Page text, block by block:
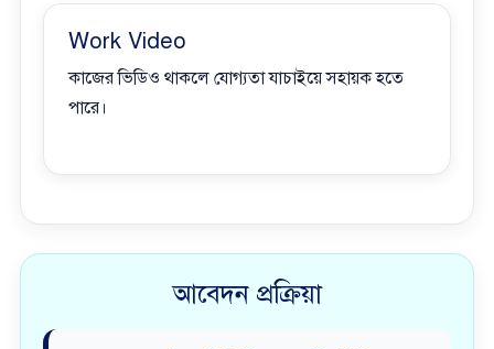
Work Video
কাজের ভিডিও থাকলে যোগ্যতা যাচাইয়ে সহায়ক হতে
পারে।
আবেদন প্রক্রিয়া